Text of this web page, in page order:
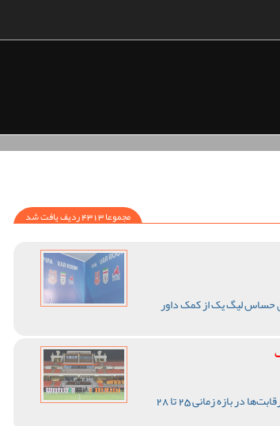
مجموعا 4313 ردیف یافت شد
حساس لیگ یک از کمک داور
با اعلام مسئول برگزاری لیگ دسته اول ، این رقابت‌ها در بازه زمانی 25 تا 28